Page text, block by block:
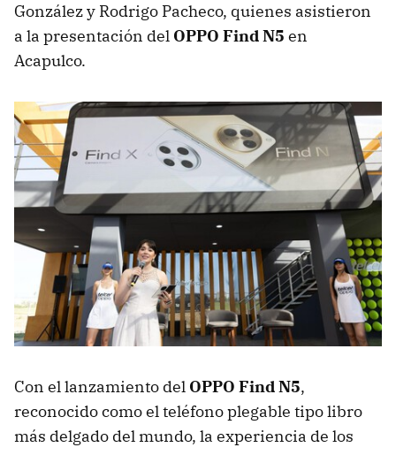
González y Rodrigo Pacheco, quienes asistieron
a la presentación del OPPO Find N5 en
Acapulco.
Con el lanzamiento del OPPO Find N5,
reconocido como el teléfono plegable tipo libro
más delgado del mundo, la experiencia de los